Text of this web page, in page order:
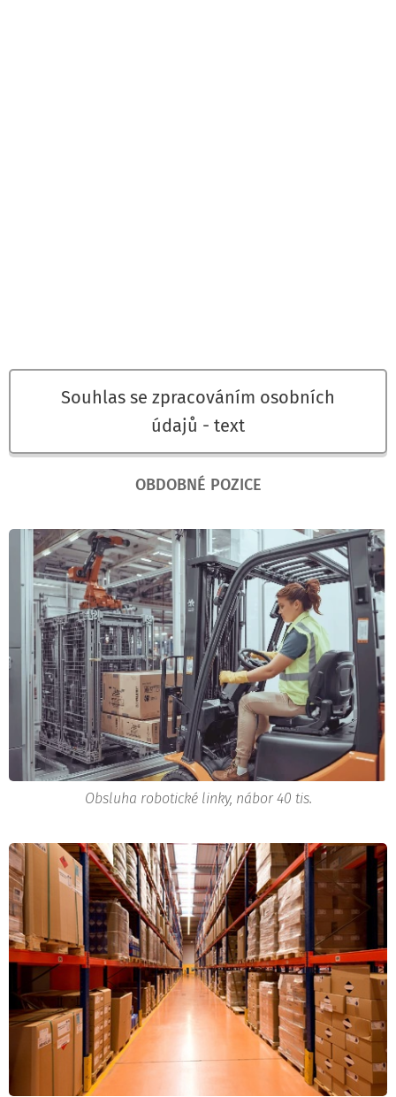
Souhlas se zpracováním osobních
údajů - text
OBDOBNÉ POZICE
Obsluha robotické linky, nábor 40 tis.